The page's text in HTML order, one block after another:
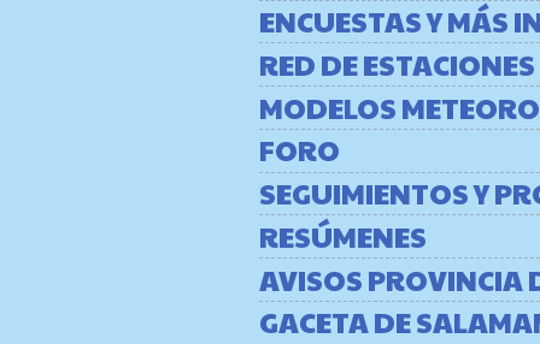
ENCUESTAS Y MÁS
RED DE ESTACIONES
MODELOS
FORO
SEGUIMIENTOS Y
RESÚMENES
AVISOS PROVINCIA
GACETA DE